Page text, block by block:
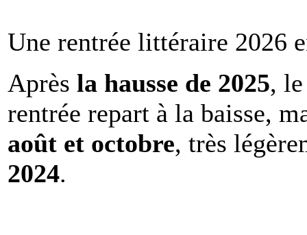
Une rentrée littéraire 2026
Après la hausse de 2025,
rentrée repart à la baisse,
août et octobre, très
2024.